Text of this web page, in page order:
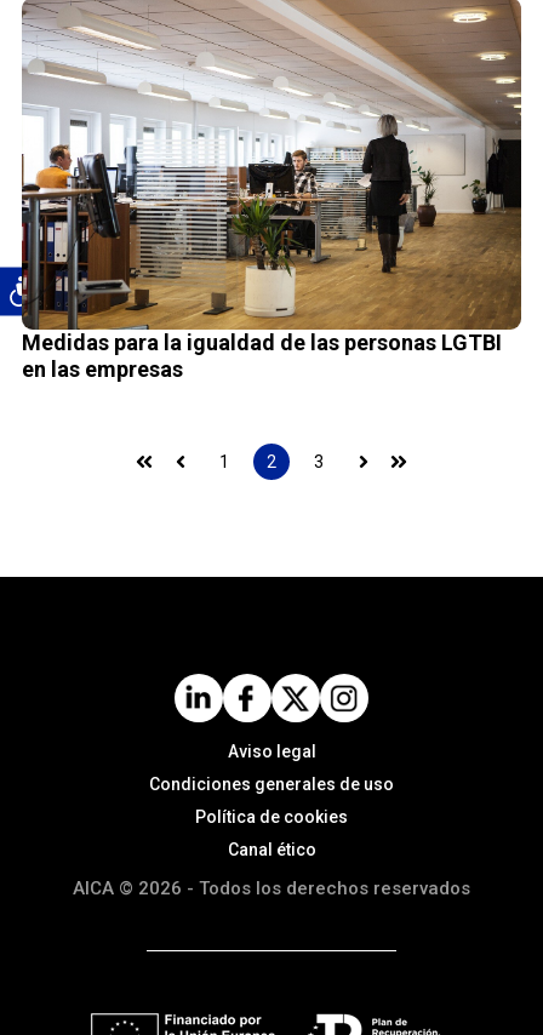
Medidas para la igualdad de las personas LGTBI
en las empresas
PrimeraAnterior
1 2 3
Siguiente
Última
Aviso legal
Condiciones generales de uso
Política de cookies
Canal ético
AICA © 2026 - Todos los derechos reservados